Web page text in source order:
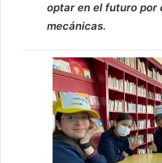
optar en el futuro por
mecánicas.